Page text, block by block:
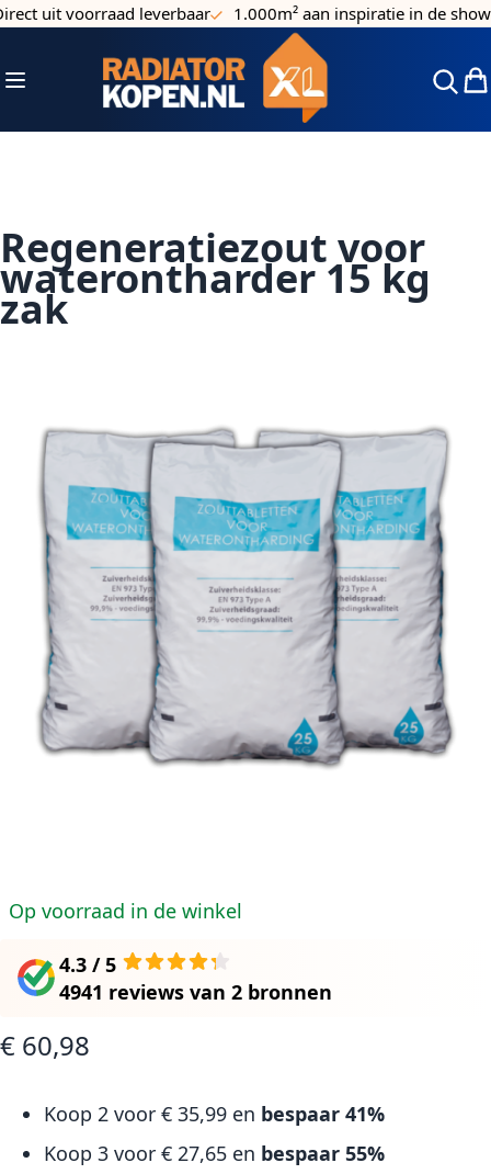
Ga naar de inhoud
uit voorraad leverbaar 1.000m² aan inspiratie in de
Toggle Nav
Regeneratiezout voor
waterontharder 15 kg
zak
Op voorraad in de winkel
4.3 / 5
4941 reviews van 2 bronnen
€ 60,98
Koop 2 voor € 35,99 en bespaar 41%
Koop 3 voor € 27,65 en bespaar 55%